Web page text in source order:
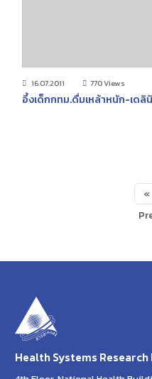
16.07.2011 770 Views
อึ้งเด็กกทม.ดื่มเหล้าหนัก-เดลิ
«
Health Systems